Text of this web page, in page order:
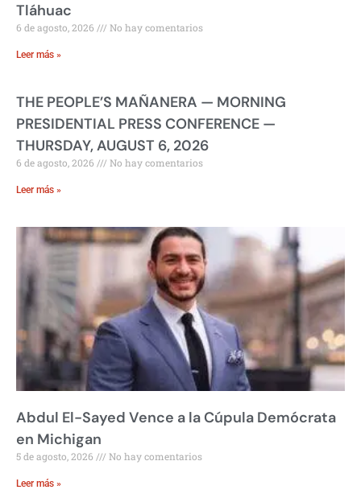
Tláhuac
6 de agosto, 2026 No hay comentarios
Leer más »
THE PEOPLE’S MAÑANERA — MORNING
PRESIDENTIAL PRESS CONFERENCE —
THURSDAY, AUGUST 6, 2026
6 de agosto, 2026 No hay comentarios
Leer más »
Abdul El-Sayed Vence a la Cúpula Demócrata
en Michigan
5 de agosto, 2026 No hay comentarios
Leer más »